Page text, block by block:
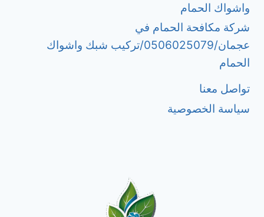
واشواك الحمام
شركة مكافحة الحمام في
عجمان/0506025079/تركيب شبك واشواك
الحمام
تواصل معنا
سياسة الخصوصية